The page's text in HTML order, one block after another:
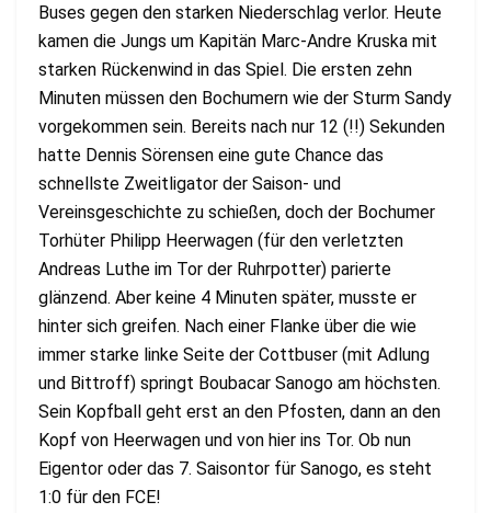
Buses gegen den starken Niederschlag verlor. Heute
kamen die Jungs um Kapitän Marc-Andre Kruska mit
starken Rückenwind in das Spiel. Die ersten zehn
Minuten müssen den Bochumern wie der Sturm Sandy
vorgekommen sein. Bereits nach nur 12 (!!) Sekunden
hatte Dennis Sörensen eine gute Chance das
schnellste Zweitligator der Saison- und
Vereinsgeschichte zu schießen, doch der Bochumer
Torhüter Philipp Heerwagen (für den verletzten
Andreas Luthe im Tor der Ruhrpotter) parierte
glänzend. Aber keine 4 Minuten später, musste er
hinter sich greifen. Nach einer Flanke über die wie
immer starke linke Seite der Cottbuser (mit Adlung
und Bittroff) springt Boubacar Sanogo am höchsten.
Sein Kopfball geht erst an den Pfosten, dann an den
Kopf von Heerwagen und von hier ins Tor. Ob nun
Eigentor oder das 7. Saisontor für Sanogo, es steht
1:0 für den FCE!